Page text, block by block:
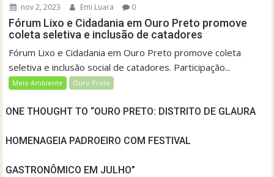
nov 2, 2023 Emi Luara 0
Fórum Lixo e Cidadania em Ouro Preto promove
coleta seletiva e inclusão de catadores
Fórum Lixo e Cidadania em Ouro Preto promove coleta
seletiva e inclusão social de catadores. Participação...
Meio Ambiente Ouro Preto
ONE THOUGHT TO “OURO PRETO: DISTRITO DE GLAURA
HOMENAGEIA PADROEIRO COM FESTIVAL
GASTRONÔMICO EM JULHO”